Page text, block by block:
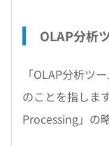
OLAP分析
「OLAP分析ツ
のことを指しま
Processing」の